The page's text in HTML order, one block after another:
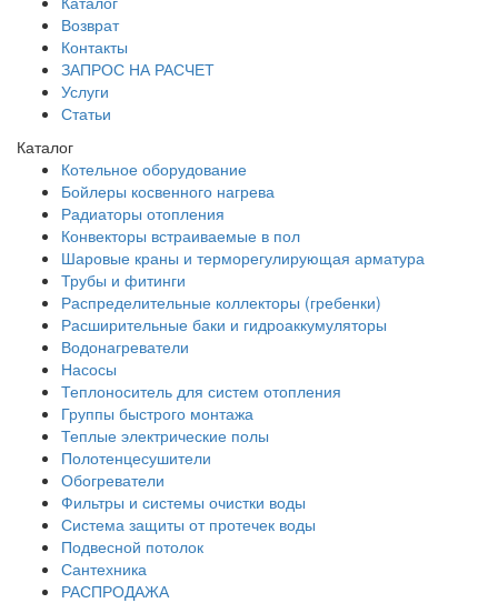
Возврат
Контакты
ЗАПРОС НА РАСЧЕТ
Услуги
Статьи
Каталог
Котельное оборудование
Бойлеры косвенного нагрева
Радиаторы отопления
Конвекторы встраиваемые в пол
Шаровые краны и терморегулирующая арматура
Трубы и фитинги
Распределительные коллекторы (гребенки)
Расширительные баки и гидроаккумуляторы
Водонагреватели
Насосы
Теплоноситель для систем отопления
Группы быстрого монтажа
Теплые электрические полы
Полотенцесушители
Обогреватели
Фильтры и системы очистки воды
Система защиты от протечек воды
Подвесной потолок
Сантехника
РАСПРОДАЖА